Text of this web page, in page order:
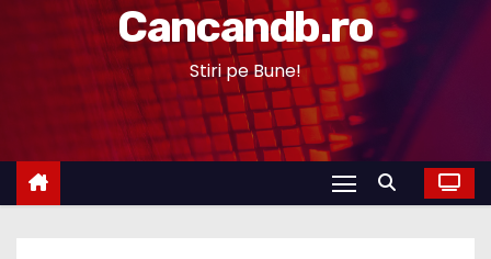
Cancandb.ro
Stiri pe Bune!